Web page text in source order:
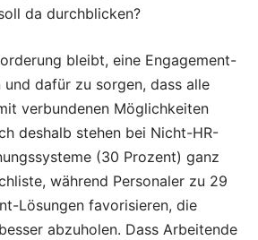
da durchblicken?
bleibt, eine Engagement-
und dafür zu sorgen, dass alle
verbundenen Möglichkeiten
deshalb stehen bei Nicht-HR-
(30 Prozent) ganz
während Personaler zu 29
Lösungen favorisieren, die
abzuholen. Dass Arbeitende